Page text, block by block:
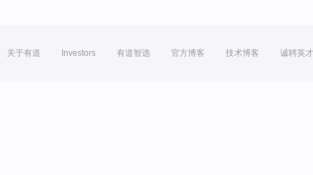
关于有道 Investors 有道智选 官方博客 技术博客 诚聘英才